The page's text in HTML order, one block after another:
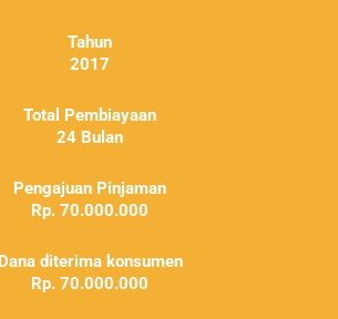
Tahun
2017
Total Pembiayaan
24 Bulan
Pengajuan Pinjaman
Rp. 70.000.000
Dana diterima konsumen
Rp. 70.000.000